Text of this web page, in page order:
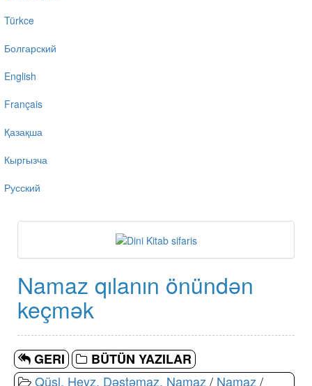
Türkce
Болгарский
English
Français
Қазақша
Кыргызча
Русский
Namaz qılanın önündən
keçmək
GERI
BÜTÜN YAZILAR
Qüsl, Heyz, Dəstəmaz, Namaz/ Namaz/